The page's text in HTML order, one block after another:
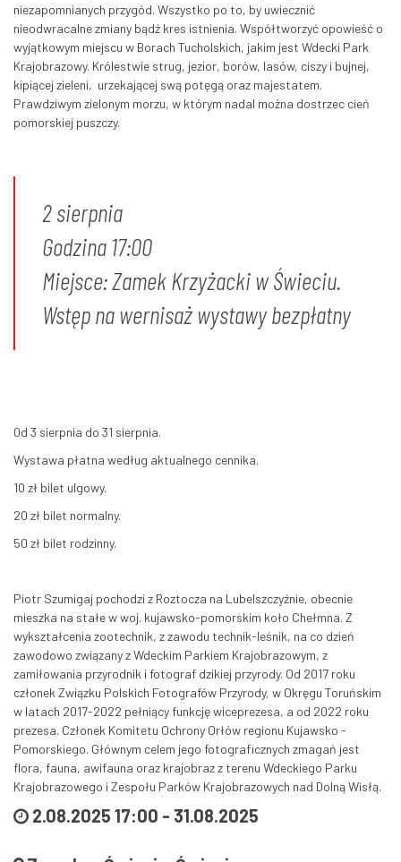
niezapomnianych przygód. Wszystko po to, by uwiecznić
nieodwracalne zmiany bądź kres istnienia. Współtworzyć opowieść o
wyjątkowym miejscu w Borach Tucholskich, jakim jest Wdecki Park
Krajobrazowy. Królestwie strug, jezior, borów, lasów, ciszy i bujnej,
kipiącej zieleni, urzekającej swą potęgą oraz majestatem.
Prawdziwym zielonym morzu, w którym nadal można dostrzec cień
pomorskiej puszczy.
2 sierpnia
Godzina 17:00
Miejsce: Zamek Krzyżacki w Świeciu.
Wstęp na wernisaż wystawy bezpłatny
0d 3 sierpnia do 31 sierpnia.
Wystawa płatna według aktualnego cennika.
10 zł bilet ulgowy.
20 zł bilet normalny.
50 zł bilet rodzinny.
Piotr Szumigaj pochodzi z Roztocza na Lubelszczyźnie, obecnie
mieszka na stałe w woj. kujawsko-pomorskim koło Chełmna. Z
wykształcenia zootechnik, z zawodu technik-leśnik, na co dzień
zawodowo związany z Wdeckim Parkiem Krajobrazowym, z
zamiłowania przyrodnik i fotograf dzikiej przyrody. Od 2017 roku
członek Związku Polskich Fotografów Przyrody, w Okręgu Toruńskim
w latach 2017-2022 pełniący funkcję wiceprezesa, a od 2022 roku
prezesa. Członek Komitetu Ochrony Orłów regionu Kujawsko -
Pomorskiego. Głównym celem jego fotograficznych zmagań jest
flora, fauna, awifauna oraz krajobraz z terenu Wdeckiego Parku
Krajobrazowego i Zespołu Parków Krajobrazowych nad Dolną Wisłą.
2.08.2025 17:00 - 31.08.2025